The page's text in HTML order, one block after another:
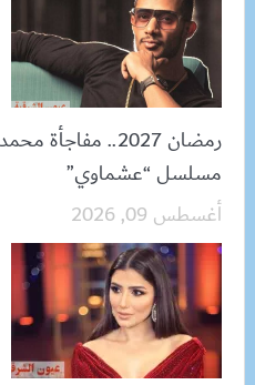
رمضان 2027..
مسلسل “عشماوي”
أغسطس 09, 2026